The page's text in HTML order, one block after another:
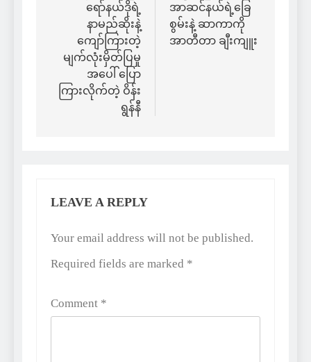
ရော်နယ်ဒိုရဲ့
နာမည်ဆိုးနဲ့
ကျော်ကြားတဲ့
မျက်လုံးမှိတ်ပြမှု
အပေါ် ပြော
ကြားလိုက်တဲ့ ဝိန်း
ရွန်နီ
အာဆင်နယ်ရဲ့ခြေ
စွမ်းနဲ့ ဆာကာကို
အာတီတာ ချီးကျူး
LEAVE A REPLY
Your email address will not be published.
Required fields are marked *
Comment *
Alternative: